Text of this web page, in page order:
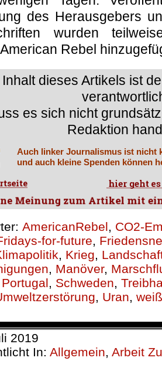
des Herausgebers
wurden
Rebel
dieses Artikels ist
es sich nicht
Redaktion
Auch linker Journalismus ist nicht
und auch kleine Spenden können
AmericanRebel, CO2-
for-future,
, Krieg,
, Manöver,
Portugal, Schweden,
, Uran,
2019
In: Allgemein, Arbeit